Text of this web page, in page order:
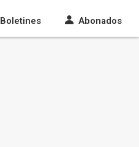
Boletines Abonados